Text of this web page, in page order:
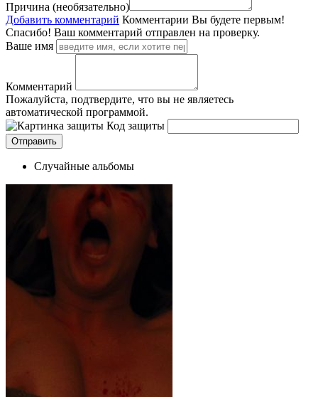
Причина (необязательно)
Добавить комментарий Комментарии Вы будете первым!
Спасибо! Ваш комментарий отправлен на проверку.
Ваше имя
Комментарий
Пожалуйста, подтвердите, что вы не являетесь
автоматической программой.
Код защиты
Случайные альбомы